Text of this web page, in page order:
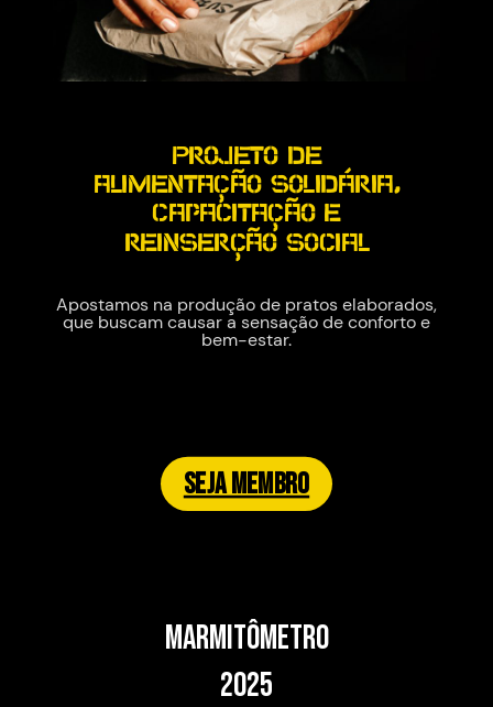
Projeto de
alimentação solidária,
capacitação e
reinserção social
Apostamos na produção de pratos elaborados,
que buscam causar a sensação de conforto e
bem-estar.
SEJA MEMBRO
MARMITÔMETRO
2025